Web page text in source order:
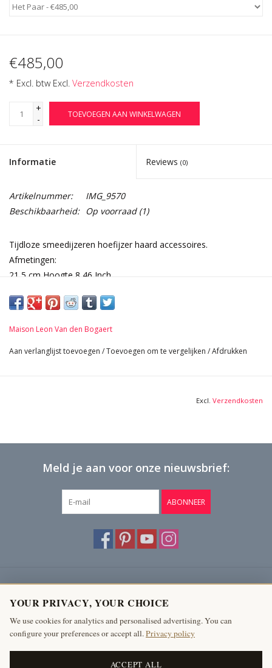
€485,00
* Excl. btw Excl. Verzendkosten
+
-
TOEVOEGEN AAN WINKELWAGEN
Informatie Reviews (0)
Artikelnummer:
IMG_9570
Beschikbaarheid: Op voorraad(1)
Tijdloze smeedijzeren hoefijzer haard accessoires.
Afmetingen:
21,5 cm Hoogte 8,46 Inch
30 cm Lengte 11,81 Inch
Maison Leon Van den Bogaert
Aan verlanglijst toevoegen /Toevoegen om te vergelijken /Afdrukken
Excl. Verzendkosten
Meld je aan voor onze nieuwsbrief:
ABONNEER
Producten
Mijn account
The Antique Fireplace Bank
YOUR PRIVACY, YOUR CHOICE
We use cookies for analytics and personalised advertising. You can
configure your preferences or accept all.Privacy policy
ACCEPT ALL